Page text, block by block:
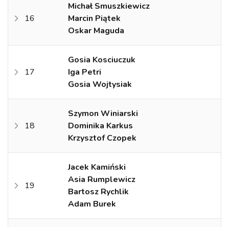
16
Michał Smuszkiewicz
Marcin Piątek
Oskar Maguda
17
Gosia Kosciuczuk
Iga Petri
Gosia Wojtysiak
18
Szymon Winiarski
Dominika Karkus
Krzysztof Czopek
19
Jacek Kamiński
Asia Rumplewicz
Bartosz Rychlik
Adam Burek